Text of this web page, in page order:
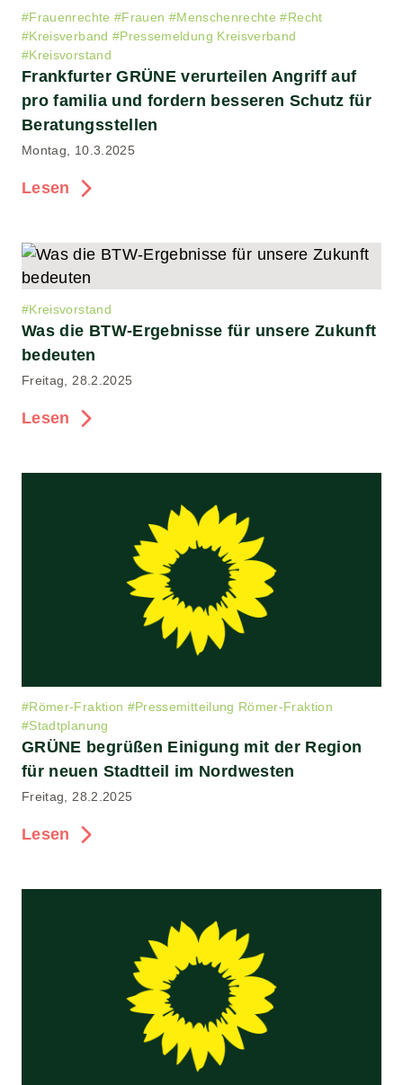
#Frauenrechte #Frauen #Menschenrechte #Recht
#Kreisverband #Pressemeldung Kreisverband
#Kreisvorstand
Frankfurter GRÜNE verurteilen Angriff auf
pro familia und fordern besseren Schutz für
Beratungsstellen
Montag, 10.3.2025
Lesen
#Kreisvorstand
Was die BTW-Ergebnisse für unsere Zukunft
bedeuten
Freitag, 28.2.2025
Lesen
#Römer-Fraktion #Pressemitteilung Römer-Fraktion
#Stadtplanung
GRÜNE begrüßen Einigung mit der Region
für neuen Stadtteil im Nordwesten
Freitag, 28.2.2025
Lesen